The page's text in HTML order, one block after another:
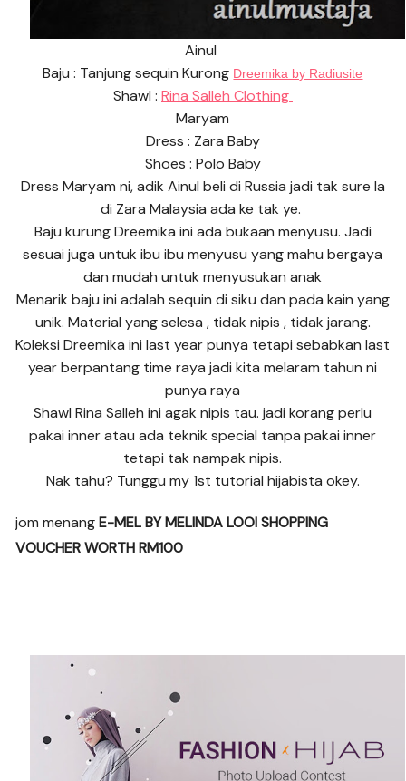
Ainul
Baju : Tanjung sequin Kurong Dreemika by Radiusite
Shawl : Rina Salleh Clothing
Maryam
Dress : Zara Baby
Shoes : Polo Baby
Dress Maryam ni, adik Ainul beli di Russia jadi tak sure la
di Zara Malaysia ada ke tak ye.
Baju kurung Dreemika ini ada bukaan menyusu. Jadi
sesuai juga untuk ibu ibu menyusu yang mahu bergaya
dan mudah untuk menyusukan anak
Menarik baju ini adalah sequin di siku dan pada kain yang
unik. Material yang selesa , tidak nipis , tidak jarang.
Koleksi Dreemika ini last year punya tetapi sebabkan last
year berpantang time raya jadi kita melaram tahun ni
punya raya
Shawl Rina Salleh ini agak nipis tau. jadi korang perlu
pakai inner atau ada teknik special tanpa pakai inner
tetapi tak nampak nipis.
Nak tahu? Tunggu my 1st tutorial hijabista okey.
jom menangE-MEL BY MELINDA LOOI SHOPPING
VOUCHER WORTH RM100